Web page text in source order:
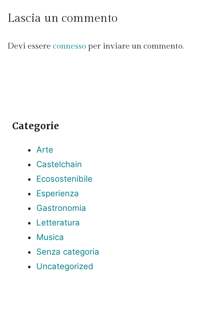
Lascia un commento
Devi essere connesso per inviare un commento.
Categorie
Arte
Castelchain
Ecosostenibile
Esperienza
Gastronomia
Letteratura
Musica
Senza categoria
Uncategorized